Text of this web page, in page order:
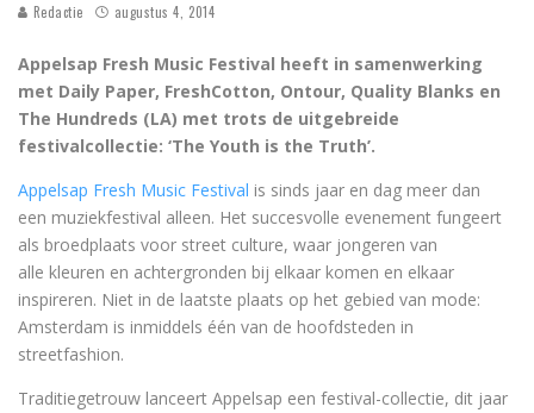
Redactie augustus 4, 2014
Appelsap Fresh Music Festival heeft in samenwerking
met Daily Paper, FreshCotton, Ontour, Quality Blanks en
The Hundreds (LA) met trots de uitgebreide
festivalcollectie: ‘The Youth is the Truth’.
Appelsap Fresh Music Festival is sinds jaar en dag meer dan
een muziekfestival alleen. Het succesvolle evenement fungeert
als broedplaats voor street culture, waar jongeren van
alle kleuren en achtergronden bij elkaar komen en elkaar
inspireren. Niet in de laatste plaats op het gebied van mode:
Amsterdam is inmiddels één van de hoofdsteden in
streetfashion.
Traditiegetrouw lanceert Appelsap een festival-collectie, dit jaar